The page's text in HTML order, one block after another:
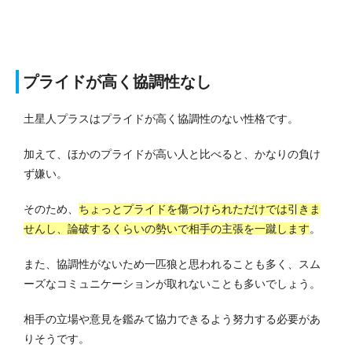
プライドが高く協調性なし
土星人プラスはプライドが高く協調性のない性格です。
加えて、ほかのプライドが高い人と比べると、かなりの負け
ず嫌い。
そのため、 ちょっとプライドを傷つけられただけでは引きま
せんし、論破するくらいの勢いで相手の主張を一蹴します。
また、協調性がないため一匹狼と思われることも多く、スム
ーズなコミュニケーションが取れないことも多いでしょう。
相手の立場や意見を鑑みて協力できるよう努力する必要があ
りそうです。